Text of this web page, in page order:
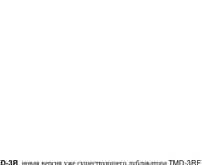
3R, новая версия уже существующего дубликатора TMD-3RF.